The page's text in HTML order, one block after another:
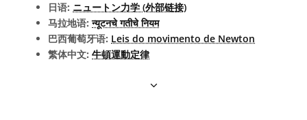
日语: ニュートン力学 (外部链接)
马拉地语:न्यूटनचे गतीचे नियम
巴西葡萄牙语: Leis do movimento de Newton
繁体中文: 牛頓運動定律